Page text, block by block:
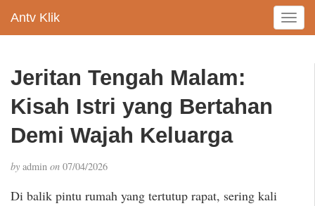
Antv Klik
T
o
Jeritan Tengah Malam:
Kisah Istri yang Bertahan
Demi Wajah Keluarga
by admin on 07/04/2026
Di balik pintu rumah yang tertutup rapat, sering kali